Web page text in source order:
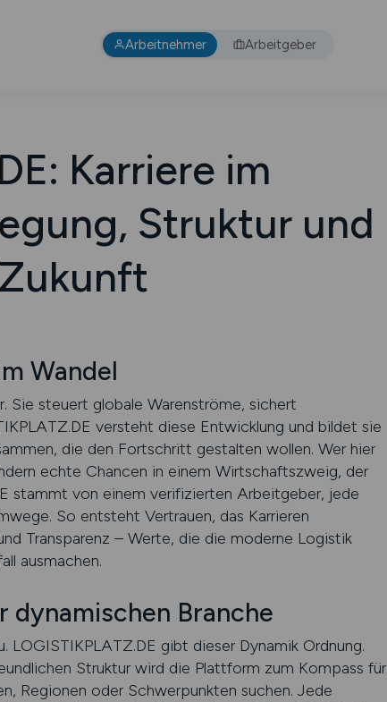
Arbeitnehmer Arbeitgeber
Karriere im
Struktur und
Wandel
steuert globale Warenströme, sichert
versteht diese Entwicklung und bildet sie
die den Fortschritt gestalten wollen. Wer hier
echte Chancen in einem Wirtschaftszweig, der
stammt von einem verifizierten Arbeitgeber, jede
So entsteht Vertrauen, das Karrieren
Transparenz – Werte, die die moderne Logistik
ausmachen.
dynamischen Branche
gibt dieser Dynamik Ordnung.
Struktur wird die Plattform zum Kompass für
Regionen oder Schwerpunkten suchen. Jede